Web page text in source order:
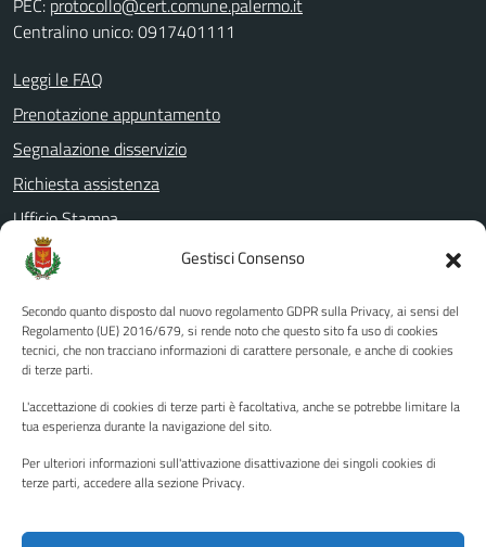
Gestisci Consenso
Secondo quanto disposto dal nuovo regolamento GDPR sulla Privacy, ai sensi del
Regolamento (UE) 2016/679, si rende noto che questo sito fa uso di cookies
tecnici, che non tracciano informazioni di carattere personale, e anche di cookies
di terze parti.
L'accettazione di cookies di terze parti è facoltativa, anche se potrebbe limitare la
tua esperienza durante la navigazione del sito.
Per ulteriori informazioni sull'attivazione disattivazione dei singoli cookies di
terze parti, accedere alla sezione Privacy.
Centralino unico: 0917401111
Leggi le FAQ
Prenotazione appuntamento
Segnalazione disservizio
Richiesta assistenza
Ufficio Stampa
Amministrazione Trasparente
Albo pretorio
Informativa privacy
Note legali
Piano di miglioramento del sito